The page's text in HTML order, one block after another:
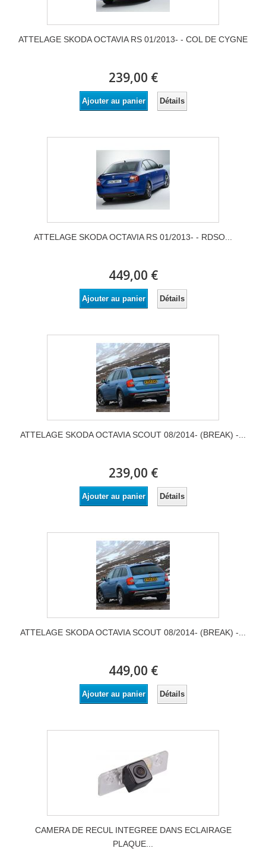
ATTELAGE SKODA OCTAVIA RS 01/2013- - COL DE CYGNE
239,00 €
Ajouter au panier Détails
ATTELAGE SKODA OCTAVIA RS 01/2013- - RDSO...
449,00 €
Ajouter au panier Détails
ATTELAGE SKODA OCTAVIA SCOUT 08/2014- (BREAK) -...
239,00 €
Ajouter au panier Détails
ATTELAGE SKODA OCTAVIA SCOUT 08/2014- (BREAK) -...
449,00 €
Ajouter au panier Détails
CAMERA DE RECUL INTEGREE DANS ECLAIRAGE
PLAQUE...